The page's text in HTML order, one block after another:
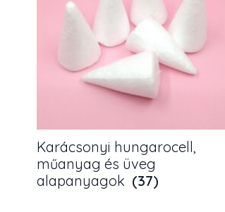
Karácsonyi hungarocell,
műanyag és üveg
alapanyagok (37)